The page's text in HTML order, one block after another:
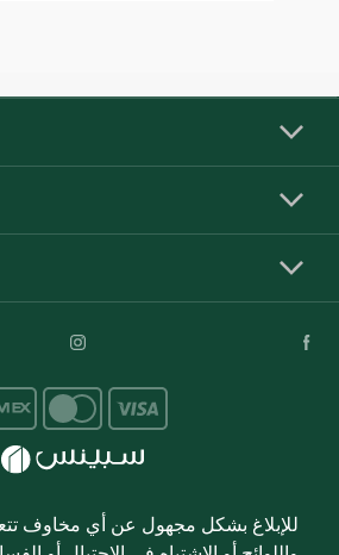
للإبلاغ بشكل مجهول عن أي مخاوف